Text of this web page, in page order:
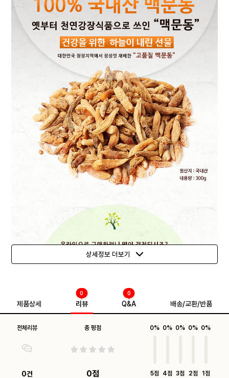
상세정보 더보기
제품상세 리뷰
0
Q&A
0
배송/교환/반품
전체리뷰
0건
총 평점
0점
0%
5점
0%
4점
0%
3점
0%
2점
0%
1점